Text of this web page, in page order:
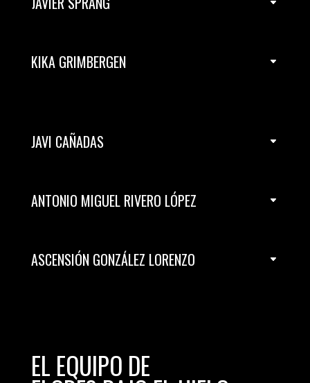
KIKA GRIMBERGEN
JAVI CAÑADAS
ANTONIO MIGUEL RIVERO LÓPEZ
ASCENSIÓN GONZÁLEZ LORENZO
EL EQUIPO DE